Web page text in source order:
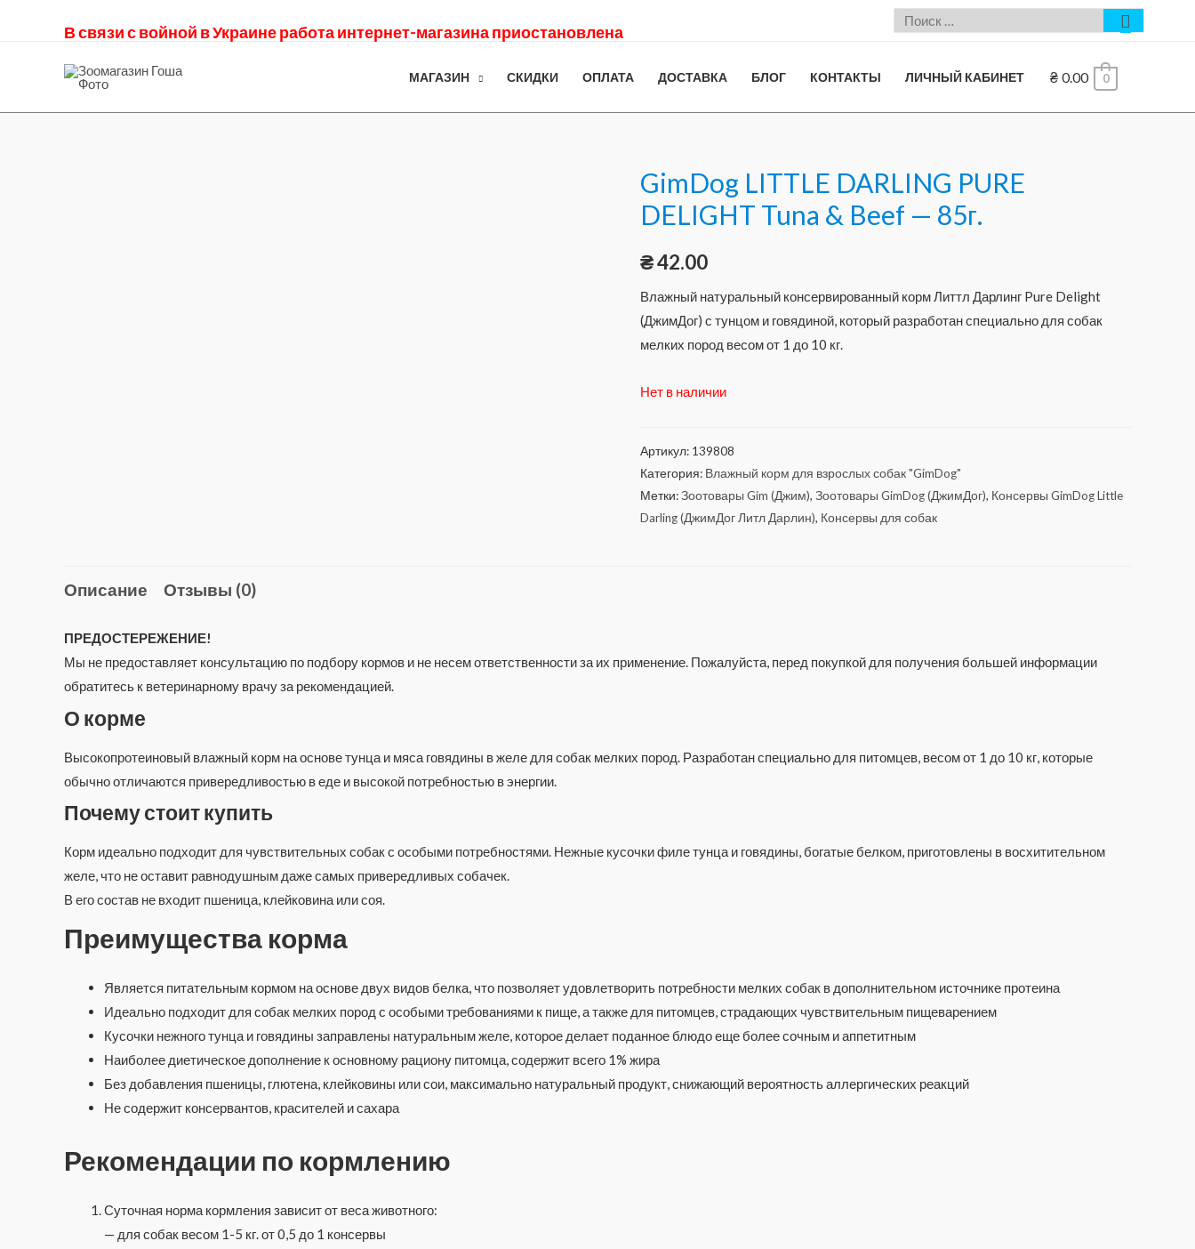
В связи с войной в Украине работа интернет-магазина приостановлена
МАГАЗИН СКИДКИ ОПЛАТА ДОСТАВКА БЛОГ КОНТАКТЫ ЛИЧНЫЙ КАБИНЕТ ₴ 0.00 0
GimDog LITTLE DARLING PURE
DELIGHT Tuna & Beef — 85г.
₴42.00
Влажный натуральный консервированный корм Литтл Дарлинг Pure Delight
(ДжимДог) с тунцом и говядиной, который разработан специально для собак
мелких пород весом от 1 до 10 кг.
Нет в наличии
Артикул: 139808
Категория: Влажный корм для взрослых собак "GimDog"
Метки:Зоотовары Gim (Джим), Зоотовары GimDog (ДжимДог), Консервы GimDog Little
Darling (ДжимДог Литл Дарлин), Консервы для собак
Описание Отзывы (0)
ПРЕДОСТЕРЕЖЕНИЕ!
Мы не предоставляет консультацию по подбору кормов и не несем ответственности за их применение. Пожалуйста, перед покупкой для получения большей информации
обратитесь к ветеринарному врачу за рекомендацией.
О корме
Высокопротеиновый влажный корм на основе тунца и мяса говядины в желе для собак мелких пород. Разработан специально для питомцев, весом от 1 до 10 кг, которые
обычно отличаются привередливостью в еде и высокой потребностью в энергии.
Почему стоит купить
Корм идеально подходит для чувствительных собак с особыми потребностями. Нежные кусочки филе тунца и говядины, богатые белком, приготовлены в восхитительном
желе, что не оставит равнодушным даже самых привередливых собачек.
В его состав не входит пшеница, клейковина или соя.
Преимущества корма
Является питательным кормом на основе двух видов белка, что позволяет удовлетворить потребности мелких собак в дополнительном источнике протеина
Идеально подходит для собак мелких пород с особыми требованиями к пище, а также для питомцев, страдающих чувствительным пищеварением
Кусочки нежного тунца и говядины заправлены натуральным желе, которое делает поданное блюдо еще более сочным и аппетитным
Наиболее диетическое дополнение к основному рациону питомца, содержит всего 1% жира
Без добавления пшеницы, глютена, клейковины или сои, максимально натуральный продукт, снижающий вероятность аллергических реакций
Не содержит консервантов, красителей и сахара
Рекомендации по кормлению
Суточная норма кормления зависит от веса животного:
— для собак весом 1-5 кг. от 0,5 до 1 консервы